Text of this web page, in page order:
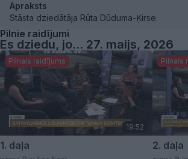
Apraksts
Stāsta dziedātāja Rūta Dūduma-Ķirse.
Pilnie raidījumi
Es dziedu, jo… 27. maijs, 2026
Pilnais raidījums
19:52
1. daļa
Pilnais
2. daļa